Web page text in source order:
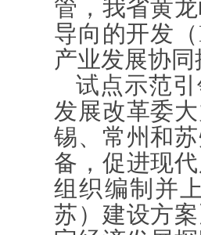
管，我省黄
导向的开发
产业发展协
试点示范
发展改革委
锡、常州和
备，促进现
组织编制并
苏）建设方